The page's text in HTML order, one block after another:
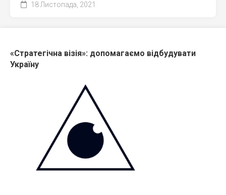
18 Листопада, 2021
«Стратегічна візія»: допомагаємо відбудувати
Україну